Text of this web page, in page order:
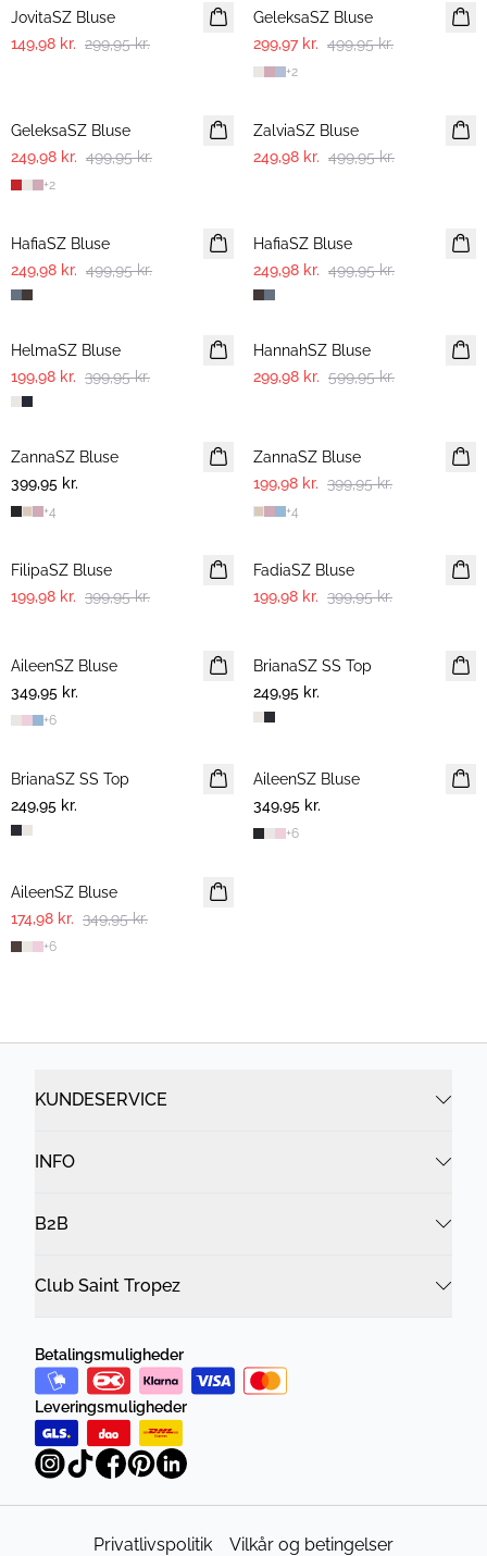
JovitaSZ Bluse
149,98 kr. 299,95 kr.
GeleksaSZ Bluse
299,97 kr. 499,95 kr.
+2
GeleksaSZ Bluse
249,98 kr. 499,95 kr.
+2
ZalviaSZ Bluse
249,98 kr. 499,95 kr.
HafiaSZ Bluse
249,98 kr. 499,95 kr.
HafiaSZ Bluse
249,98 kr. 499,95 kr.
-50%
HelmaSZ Bluse
199,98 kr. 399,95 kr.
-50%
HannahSZ Bluse
299,98 kr. 599,95 kr.
ZannaSZ Bluse
399,95 kr.
+4
ZannaSZ Bluse
199,98 kr. 399,95 kr.
+4
FilipaSZ Bluse
199,98 kr. 399,95 kr.
FadiaSZ Bluse
199,98 kr. 399,95 kr.
AileenSZ Bluse
349,95 kr.
+6
BrianaSZ SS Top
249,95 kr.
BrianaSZ SS Top
249,95 kr.
AileenSZ Bluse
349,95 kr.
+6
AileenSZ Bluse
174,98 kr. 349,95 kr.
+6
KUNDESERVICE
INFO
B2B
Club Saint Tropez
Betalingsmuligheder
Leveringsmuligheder
Privatlivspolitik Vilkår og betingelser